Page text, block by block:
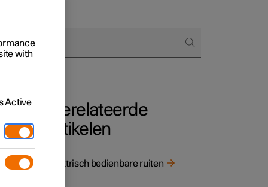
bestellen
Gerelateerde
artikelen
Elektrisch bedienbare ruiten
with
Active